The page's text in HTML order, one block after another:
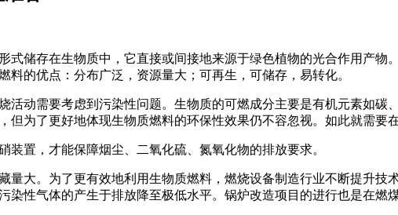
储存在生物质中，它直接或间接地来源于绿色植物的光合作用产物
的优点：分布广泛，资源量大；可再生，可储存，易转化。
活动需要考虑到污染性问题。生物质的可燃成分主要是有机元素如碳
为了更好地体现生物质燃料的环保性效果仍不容忽视。如此就需要
置，才能保障烟尘、二氧化硫、氮氧化物的排放要求。
大。为了更有效地利用生物质燃料，燃烧设备制造行业不断提升技
染性气体的产生于排放降至极低水平。锅炉改造项目的进行也是在燃